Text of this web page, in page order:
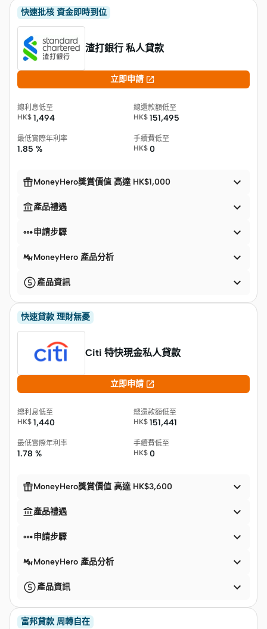
快速批核 資金即時到位
渣打銀行 私人貸款
立即申請 
總利息低至
HK$ 1,494
總還款額低至
HK$ 151,495
最低實際年利率
1.85 %
手續費低至
HK$ 0
MoneyHero獎賞價值 高達 HK$1,000 
產品禮遇 
申請步驟 
MoneyHero 產品分析 
產品資訊 
快速貸款 理財無憂
Citi 特快現金私人貸款
立即申請 
總利息低至
HK$ 1,440
總還款額低至
HK$ 151,441
最低實際年利率
1.78 %
手續費低至
HK$ 0
MoneyHero獎賞價值 高達 HK$3,600 
產品禮遇 
申請步驟 
MoneyHero 產品分析 
產品資訊 
富邦貸款 周轉自在